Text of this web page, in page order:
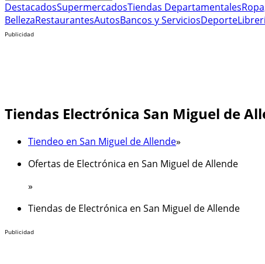
DestacadosSupermercadosTiendas Departamentales
BellezaRestaurantesAutosBancos y ServiciosDeporte
Publicidad
Tiendas Electrónica San Miguel de
Tiendeo en San Miguel de Allende»
Ofertas de Electrónica en San Miguel de Allende
»
Tiendas de Electrónica en San Miguel de Allende
Publicidad